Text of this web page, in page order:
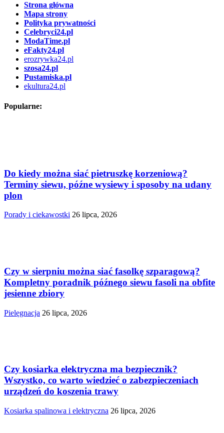
Strona główna
Mapa strony
Polityka prywatności
Celebryci24.pl
ModaTime.pl
eFakty24.pl
erozrywka24.pl
szosa24.pl
Pustamiska.pl
ekultura24.pl
Popularne:
Do kiedy można siać pietruszkę korzeniową?
Terminy siewu, późne wysiewy i sposoby na udany
plon
Porady i ciekawostki 26 lipca, 2026
Czy w sierpniu można siać fasolkę szparagową?
Kompletny poradnik późnego siewu fasoli na obfite
jesienne zbiory
Pielęgnacja 26 lipca, 2026
Czy kosiarka elektryczna ma bezpiecznik?
Wszystko, co warto wiedzieć o zabezpieczeniach
urządzeń do koszenia trawy
Kosiarka spalinowa i elektryczna 26 lipca, 2026